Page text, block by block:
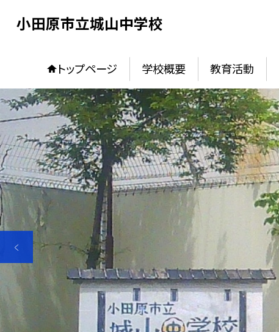
小田原市立城山中学校
トップページ 学校概要 教育活動